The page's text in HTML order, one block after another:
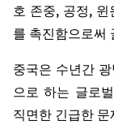
호 존중, 공정,
를 촉진함으로써
중국은 수년간
으로 하는 글로
직면한 긴급한